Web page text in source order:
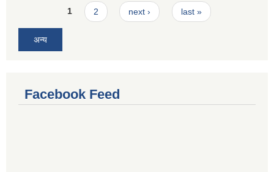
Pages1 2 next › last »
अन्य
Facebook Feed